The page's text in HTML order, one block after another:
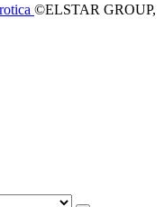
©ELSTAR GROUP,